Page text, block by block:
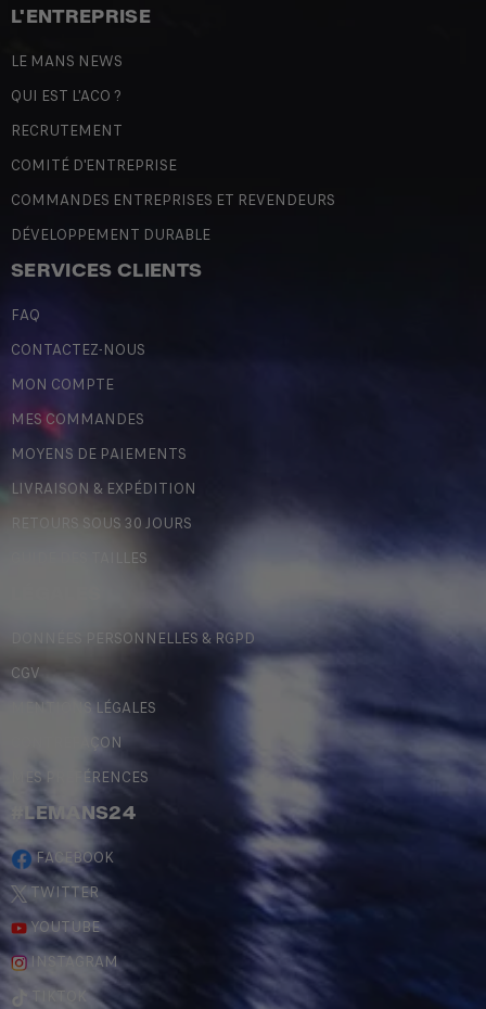
L'ENTREPRISE
LE MANS NEWS
QUI EST L'ACO ?
RECRUTEMENT
COMITÉ D'ENTREPRISE
COMMANDES ENTREPRISES ET REVENDEURS
DÉVELOPPEMENT DURABLE
SERVICES CLIENTS
FAQ
CONTACTEZ-NOUS
MON COMPTE
MES COMMANDES
MOYENS DE PAIEMENTS
LIVRAISON & EXPÉDITION
RETOURS SOUS 30 JOURS
GUIDE DES TAILLES
DONNÉES PERSONNELLES & RGPD
CGV
MENTIONS LÉGALES
CONTREFAÇON
MES PRÉFÉRENCES
#LEMANS24
FACEBOOK
TWITTER
YOUTUBE
INSTAGRAM
TIKTOK